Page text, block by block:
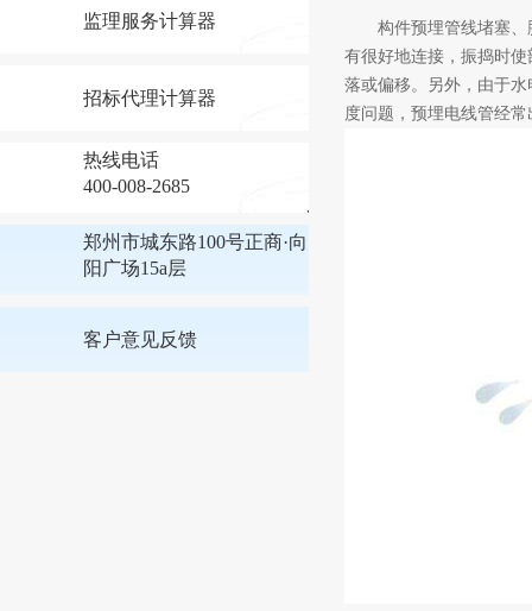
监理服务计算器
招标代理计算器
热线电话
400-008-2685
郑州市城东路100号正商·向
阳广场15a层
客户意见反馈
构件预埋管线堵塞、脱
有很好地连接，振捣时
落或偏移。另外，由于
度问题，预埋电线管经